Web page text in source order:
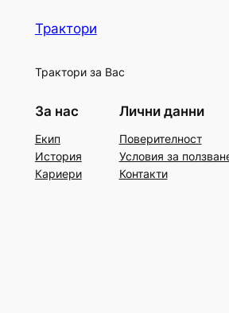
Трактори
Трактори за Вас
За нас
Екип
История
Кариери
Лични данни
Поверителност
Условия за
Контакти